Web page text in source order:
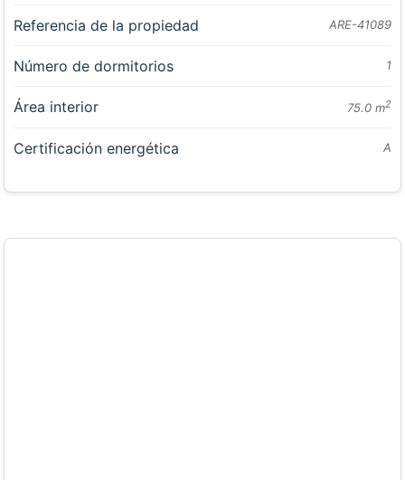
Referencia de la propiedad ARE-41089
Número de dormitorios 1
Área interior 75.0 m2
Certificación energética A